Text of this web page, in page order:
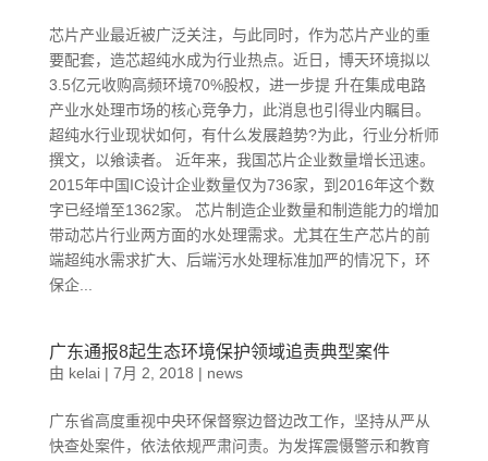
芯片产业最近被广泛关注，与此同时，作为芯片产业的重
要配套，造芯超纯水成为行业热点。近日，博天环境拟以
3.5亿元收购高频环境70%股权，进一步提 升在集成电路
产业水处理市场的核心竞争力，此消息也引得业内瞩目。
超纯水行业现状如何，有什么发展趋势?为此，行业分析师
撰文，以飨读者。 近年来，我国芯片企业数量增长迅速。
2015年中国IC设计企业数量仅为736家，到2016年这个数
字已经增至1362家。 芯片制造企业数量和制造能力的增加
带动芯片行业两方面的水处理需求。尤其在生产芯片的前
端超纯水需求扩大、后端污水处理标准加严的情况下，环
保企...
广东通报8起生态环境保护领域追责典型案件
由 kelai| 7月 2, 2018 | news
广东省高度重视中央环保督察边督边改工作，坚持从严从
快查处案件，依法依规严肃问责。为发挥震慑警示和教育